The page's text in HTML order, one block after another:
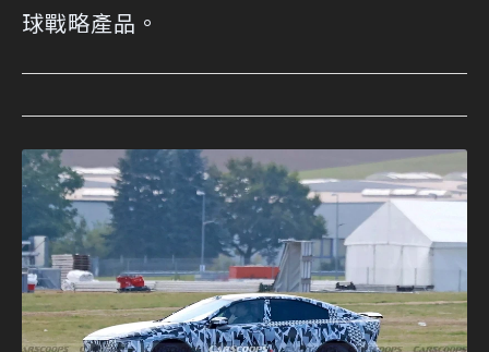
球戰略產品。